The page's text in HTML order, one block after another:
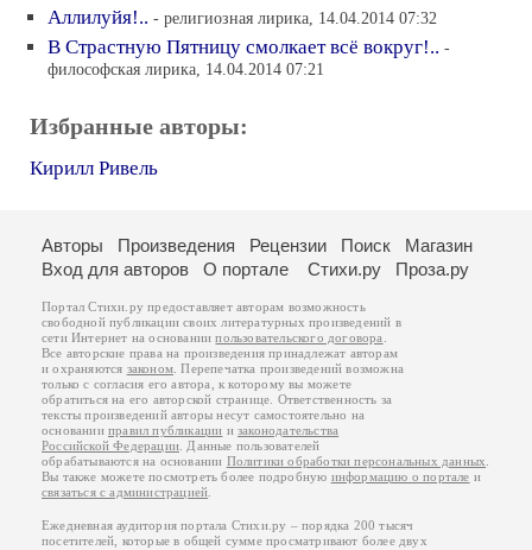
Аллилуйя!.. - религиозная лирика, 14.04.2014 07:32
В Страстную Пятницу смолкает всё вокруг!.. -
философская лирика, 14.04.2014 07:21
Избранные авторы:
Кирилл Ривель
Авторы Произведения Рецензии Поиск
Магазин
Вход для авторов
О портале Стихи.ру Проза.ру
Портал Стихи.ру предоставляет авторам возможность
свободной публикации своих литературных произведений в
сети Интернет на основаниипользовательского договора
Все авторские права на произведения принадлежат авторам
и охраняются законом . Перепечатка произведений возможна
только с согласия его автора, к которому вы можете
обратиться на его авторской странице. Ответственность за
тексты произведений авторы несут самостоятельно на
основанииправил публикации изаконодательства
Российской Федерации . Данные пользователей
обрабатываются на основании Политики обработки персональных данных
Вы также можете посмотреть более подробную информацию о портале и
связаться с администрацией
Ежедневная аудитория портала Стихи.ру – порядка 200 тысяч
посетителей, которые в общей сумме просматривают более двух